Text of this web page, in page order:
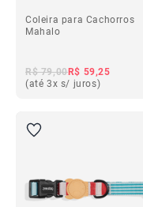
Coleira para Cachorros
Mahalo
R$ 79,00R$ 59,25
(até 3x s/ juros)